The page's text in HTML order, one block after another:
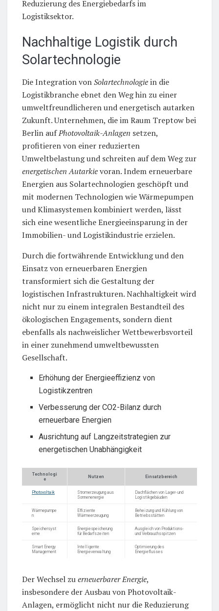
Reduzierung des Energiebedarfs im
Logistiksektor.
Nachhaltige Logistik durch
Solartechnologie
Die Integration vonSolartechnologiein die
Logistikbranche ebnet den Weg hin zu einer
umweltfreundlicheren und energetisch autarken
Zukunft. Unternehmen, die im Raum Treptow bei
Berlin aufPhotovoltaik-Anlagen setzen,
profitieren von einer reduzierten
Umweltbelastung und schreiten auf dem Weg zur
energetischen Autarkievoran. Indem erneuerbare
Energien aus Solartechnologien geschöpft und
mit modernen Technologien wie Wärmepumpen
und Klimasystemen kombiniert werden, lässt
sich eine wesentliche Energieeinsparung in der
Immobilien- und Logistikindustrie erzielen.
Durch die fortwährende Entwicklung und den
Einsatz von erneuerbaren Energien
transformiert sich die Gestaltung der
logistischen Infrastrukturen. Nachhaltigkeit wird
nicht nur zu einem integralen Bestandteil des
ökologischen Engagements, sondern dient
ebenfalls als nachweislicher Wettbewerbsvorteil
in einer zunehmend umweltbewussten
Gesellschaft.
Erhöhung der Energieeffizienz von
Logistikzentren
Verbesserung der CO2-Bilanz durch
erneuerbare Energien
Ausrichtung auf Langzeitstrategien zur
energetischen Unabhängigkeit
Technologi
e
Nutzen Einsatzbereich
Photovoltaik
Stromerzeugung aus
Sonnenenergie
Dachflächen von Lager- und
Logistikgebäuden
Wärmepumpe
n
Effiziente
Wärmeerzeugung
Beheizung und Kühlung von
Betriebsstätten
Speichersyst
eme
Energiespeicherung
für Bedarfszeiten
Ausgleich von Produktions-
und Verbrauchsspitzen
Smart Energy
Management
Intelligente
Energieverwaltung
Optimierung des
Energieflusses
Der Wechsel zuerneuerbarer Energie,
insbesondere der Ausbau von Photovoltaik-
Anlagen, ermöglicht nicht nur die Reduzierung